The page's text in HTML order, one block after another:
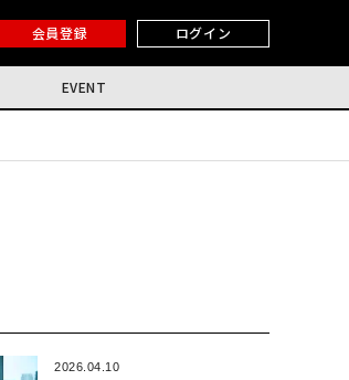
会員登録 ログイン
EVENT
2026.04.10